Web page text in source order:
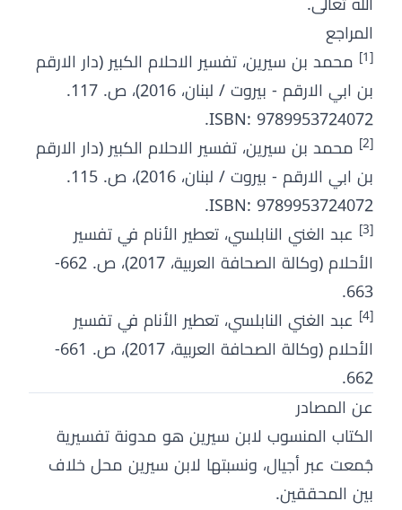
المراجع
[1]
محمد بن سيرين، تفسير الاحلام الكبير (دار الارقم
بن ابي الارقم - بيروت / لبنان، 2016)، ص. 117.
ISBN: 9789953724072.
[2]
محمد بن سيرين، تفسير الاحلام الكبير (دار الارقم
بن ابي الارقم - بيروت / لبنان، 2016)، ص. 115.
ISBN: 9789953724072.
[3]
عبد الغني النابلسي، تعطير الأنام في تفسير
الأحلام (وكالة الصحافة العربية، 2017)، ص. 662-
663.
[4]
عبد الغني النابلسي، تعطير الأنام في تفسير
الأحلام (وكالة الصحافة العربية، 2017)، ص. 661-
662.
عن المصادر
الكتاب المنسوب لابن سيرين هو مدونة تفسيرية
جُمعت عبر أجيال، ونسبتها لابن سيرين محل خلاف
بين المحققين.